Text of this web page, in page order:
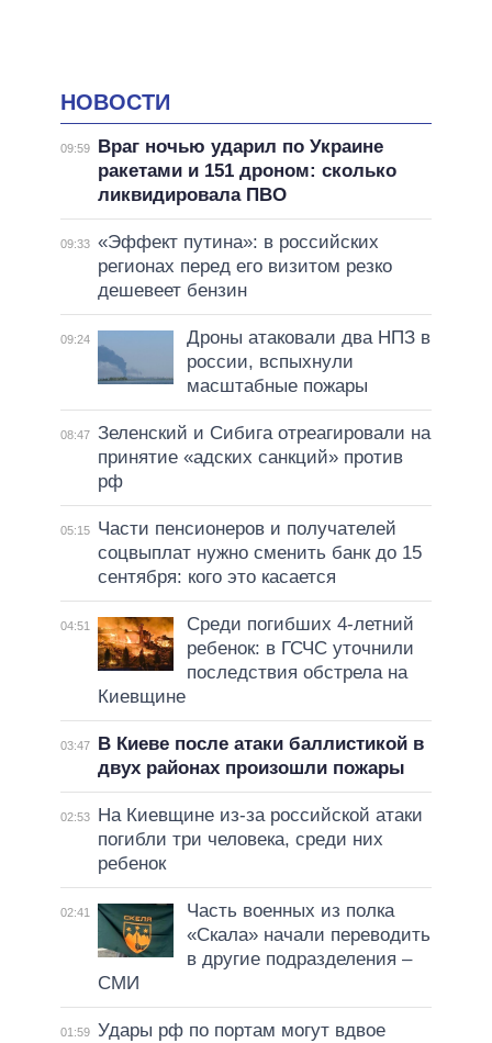
НОВОСТИ
09:59
Враг ночью ударил по Украине
ракетами и 151 дроном: сколько
ликвидировала ПВО
09:33 «Эффект путина»: в российских
регионах перед его визитом резко
дешевеет бензин
09:24
Дроны атаковали два НПЗ в
россии, вспыхнули
масштабные пожары
08:47 Зеленский и Сибига отреагировали на
принятие «адских санкций» против
рф
05:15
Части пенсионеров и получателей
соцвыплат нужно сменить банк до 15
сентября: кого это касается
04:51
Среди погибших 4-летний
ребенок: в ГСЧС уточнили
последствия обстрела на
Киевщине
03:47
В Киеве после атаки баллистикой в
двух районах произошли пожары
02:53
На Киевщине из-за российской атаки
погибли три человека, среди них
ребенок
02:41
Часть военных из полка
«Скала» начали переводить
в другие подразделения –
СМИ
01:59 Удары рф по портам могут вдвое